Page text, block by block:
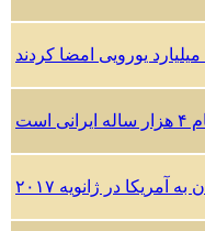
در ژانویه ۲۰۱۷